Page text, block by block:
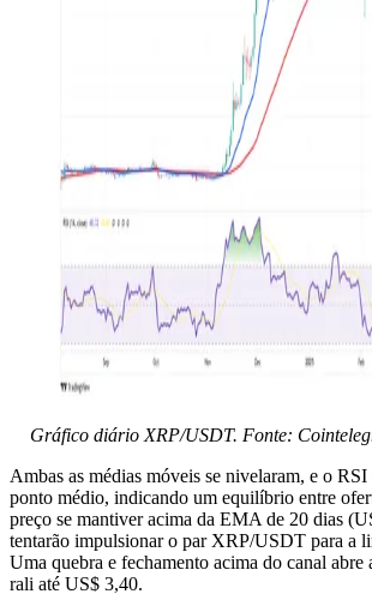
Gráfico diário XRP/USDT. Fonte:
Ambas as médias móveis se nivelaram, e o
ponto médio, indicando um equilíbrio entre
preço se mantiver acima da EMA de 20 dias
tentarão impulsionar o par XRP/USDT para a
Uma quebra e fechamento acima do canal abre
rali até US$ 3,40.